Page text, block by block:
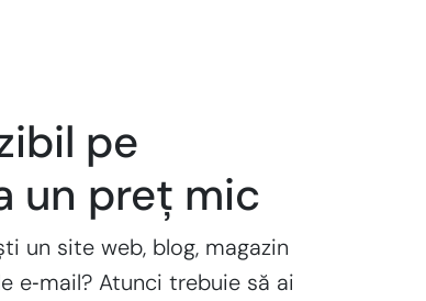
pe
un preț mic
un site web, blog, magazin
e‑mail? Atunci trebuie să ai